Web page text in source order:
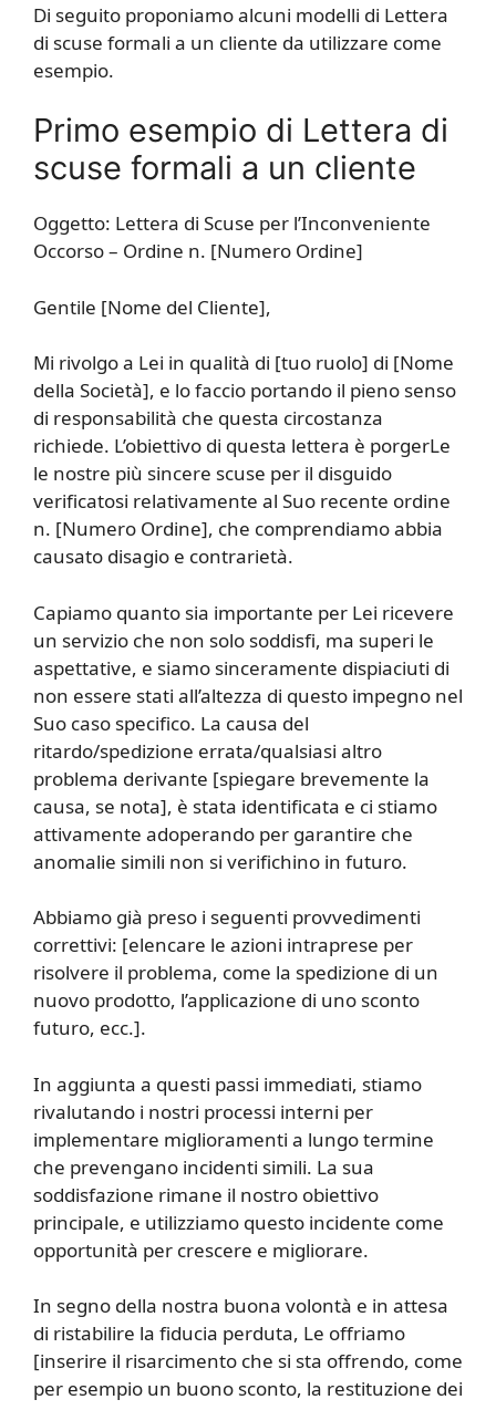
Di seguito proponiamo alcuni modelli di Lettera
di scuse formali a un cliente da utilizzare come
esempio.
Primo esempio di Lettera di
scuse formali a un cliente
Oggetto: Lettera di Scuse per l’Inconveniente
Occorso – Ordine n. [Numero Ordine]
Gentile [Nome del Cliente],
Mi rivolgo a Lei in qualità di [tuo ruolo] di [Nome
della Società], e lo faccio portando il pieno senso
di responsabilità che questa circostanza
richiede. L’obiettivo di questa lettera è porgerLe
le nostre più sincere scuse per il disguido
verificatosi relativamente al Suo recente ordine
n. [Numero Ordine], che comprendiamo abbia
causato disagio e contrarietà.
Capiamo quanto sia importante per Lei ricevere
un servizio che non solo soddisfi, ma superi le
aspettative, e siamo sinceramente dispiaciuti di
non essere stati all’altezza di questo impegno nel
Suo caso specifico. La causa del
ritardo/spedizione errata/qualsiasi altro
problema derivante [spiegare brevemente la
causa, se nota], è stata identificata e ci stiamo
attivamente adoperando per garantire che
anomalie simili non si verifichino in futuro.
Abbiamo già preso i seguenti provvedimenti
correttivi: [elencare le azioni intraprese per
risolvere il problema, come la spedizione di un
nuovo prodotto, l’applicazione di uno sconto
futuro, ecc.].
In aggiunta a questi passi immediati, stiamo
rivalutando i nostri processi interni per
implementare miglioramenti a lungo termine
che prevengano incidenti simili. La sua
soddisfazione rimane il nostro obiettivo
principale, e utilizziamo questo incidente come
opportunità per crescere e migliorare.
In segno della nostra buona volontà e in attesa
di ristabilire la fiducia perduta, Le offriamo
[inserire il risarcimento che si sta offrendo, come
per esempio un buono sconto, la restituzione dei